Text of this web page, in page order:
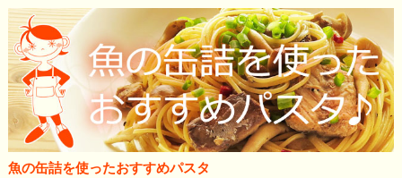
魚の缶詰を使ったおすすめパスタ